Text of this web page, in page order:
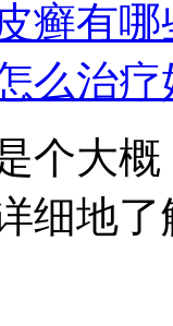
癣有哪
么治疗
个大
细地